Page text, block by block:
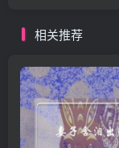
相关推荐